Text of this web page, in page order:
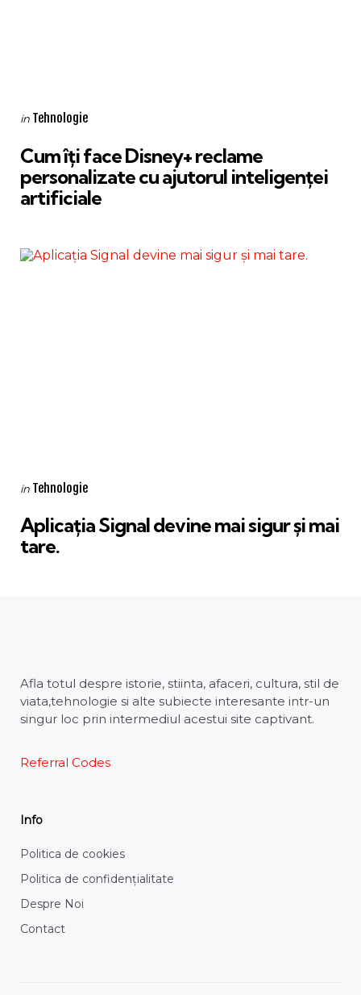
Categories
Posted
in Tehnologie
Cum îți face Disney+ reclame
personalizate cu ajutorul inteligenței
artificiale
Categories
Posted
in Tehnologie
Aplicația Signal devine mai sigur și mai
tare.
Afla totul despre istorie, stiinta, afaceri, cultura, stil de
viata,tehnologie si alte subiecte interesante intr-un
singur loc prin intermediul acestui site captivant.
Referral Codes
Info
Politica de cookies
Politica de confidențialitate
Despre Noi
Contact